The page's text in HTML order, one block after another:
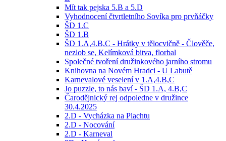
Mít tak pejska 5.B a 5.D
Vyhodnocení čtvrtletního Sovíka pro prvňáčky
ŠD 1.C
ŠD 1.B
ŠD 1.A,4.B,C - Hrátky v tělocvičně - Člověče,
nezlob se, Kelímková bitva, florbal
Společné tvoření družinkového jarního stromu
Knihovna na Novém Hradci - U Labutě
Karnevalové veselení v 1.A,4.B,C
Jo puzzle, to nás baví - ŠD 1.A, 4.B,C
Čarodějnický rej odpoledne v družince
30.4.2025
2.D - Vycházka na Plachtu
2.D - Nocování
2.D - Karneval